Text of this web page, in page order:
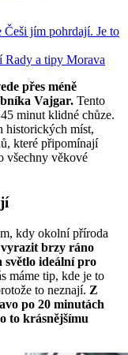
Češi jím pohrdají. Je to
Rady a tipy Morava
přes méně
Vajgar. Tento
minut klidné chůze.
historických míst,
které připomínají
všechny věkové
kdy okolní příroda
brzy ráno
světlo ideální pro
máme tip, kde je to
to neznají. Z
po 20 minutách
to krásnějšímu